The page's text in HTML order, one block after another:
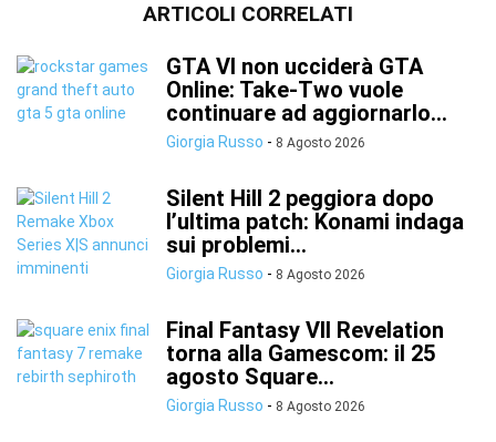
ARTICOLI CORRELATI
GTA VI non ucciderà GTA
Online: Take-Two vuole
continuare ad aggiornarlo...
Giorgia Russo - 8 Agosto 2026
Silent Hill 2 peggiora dopo
l’ultima patch: Konami indaga
sui problemi...
Giorgia Russo - 8 Agosto 2026
Final Fantasy VII Revelation
torna alla Gamescom: il 25
agosto Square...
Giorgia Russo - 8 Agosto 2026